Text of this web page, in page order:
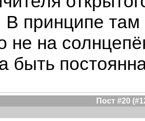
В принципе
не на
быть
Пост #20